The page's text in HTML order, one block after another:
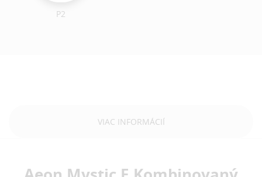
P2
VIAC INFORMÁCIÍ